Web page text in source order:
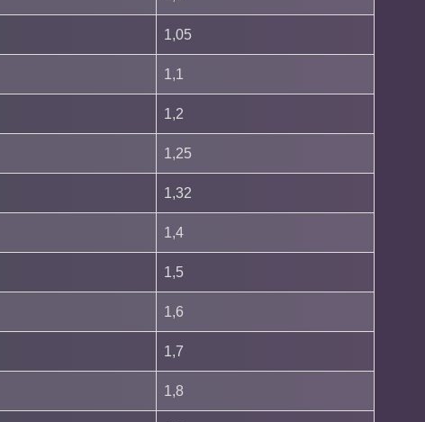
1,05
1,1
1,2
1,25
1,32
1,4
1,5
1,6
1,7
1,8